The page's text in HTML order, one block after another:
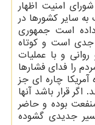
امنیت اظهار
سایر کشورها در
است جمهوری
جدی است و کوتاه
و با عملیات
را فدای فشارها
آمریکا چاره ای جز
قرار باشد آنها
بوده و حاضر
جدیدی گشوده